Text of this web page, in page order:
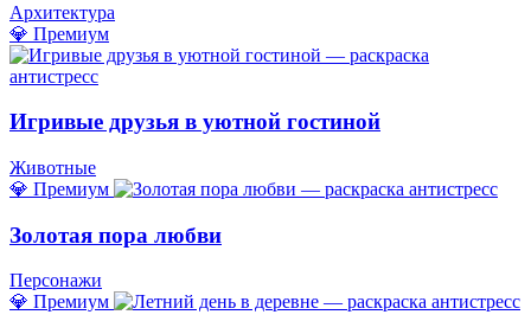
Архитектура
💎 Премиум
Игривые друзья в уютной гостиной
Животные
💎 Премиум
Золотая пора любви
Персонажи
💎 Премиум